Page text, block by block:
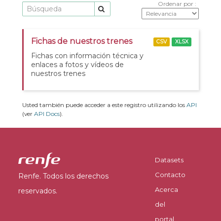
Ordenar por
Fichas de nuestros trenes
Fichas con información técnica y
enlaces a fotos y vídeos de
nuestros trenes
CSV XLSX
Usted también puede acceder a este registro utilizando los API
(ver API Docs).
Renfe. Todos los derechos
reservados.
Datasets
Contacto
Acerca
del
portal